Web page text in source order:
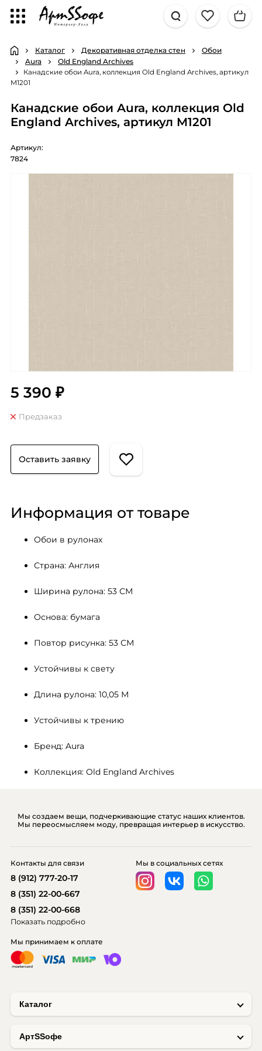
Каталог Декоративная отделка стен
Обои
Aura
Old England Archives
Канадские обои Aura, коллекция Old England Archives, артикул
M1201
Канадские обои Aura, коллекция Old
England Archives, артикул M1201
Артикул:
7824
5 390 ₽
Предзаказ
Оставить заявку
Информация от товаре
Обои в рулонах
Страна: Англия
Ширина рулона: 53 СМ
Основа: бумага
Повтор рисунка: 53 СМ
Устойчивы к свету
Длина рулона: 10,05 М
Устойчивы к трению
Бренд: Aura
Коллекция: Old England Archives
Мы создаем вещи, подчеркивающие статус наших клиентов.
Мы переосмысляем моду, превращая интерьер в искусство.
Каталог
AртSSофе
Мы принимаем к оплате
Мы в социальных сетях
Контакты для связи
8 (912) 777-20-17
8 (351) 22-00-667
8 (351) 22-00-668
Показать подробно